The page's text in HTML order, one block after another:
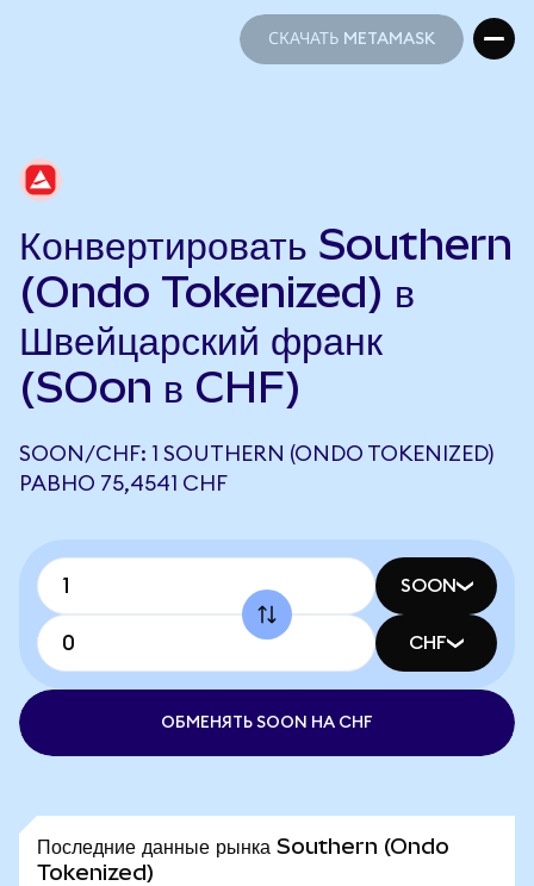
СКАЧАТЬ METAMASK
Конвертировать Southern
(Ondo Tokenized) в
Швейцарский франк
(SOon в CHF)
SOON/CHF: 1 SOUTHERN (ONDO TOKENIZED)
РАВНО 75,4541 CHF
SOON
CHF
ОБМЕНЯТЬ SOON НА CHF
Последние данные рынка Southern (Ondo
Tokenized)